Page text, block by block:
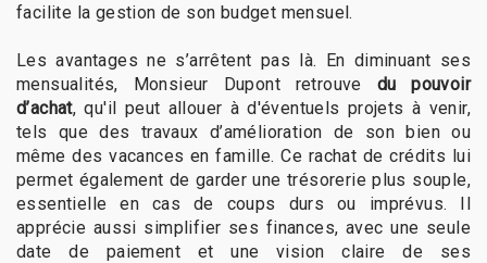
facilite la gestion de son budget mensuel.
Les avantages ne s’arrêtent pas là. En diminuant ses
mensualités, Monsieur Dupont retrouve du pouvoir
d’achat, qu'il peut allouer à d'éventuels projets à venir,
tels que des travaux d’amélioration de son bien ou
même des vacances en famille. Ce rachat de crédits lui
permet également de garder une trésorerie plus souple,
essentielle en cas de coups durs ou imprévus. Il
apprécie aussi simplifier ses finances, avec une seule
date de paiement et une vision claire de ses